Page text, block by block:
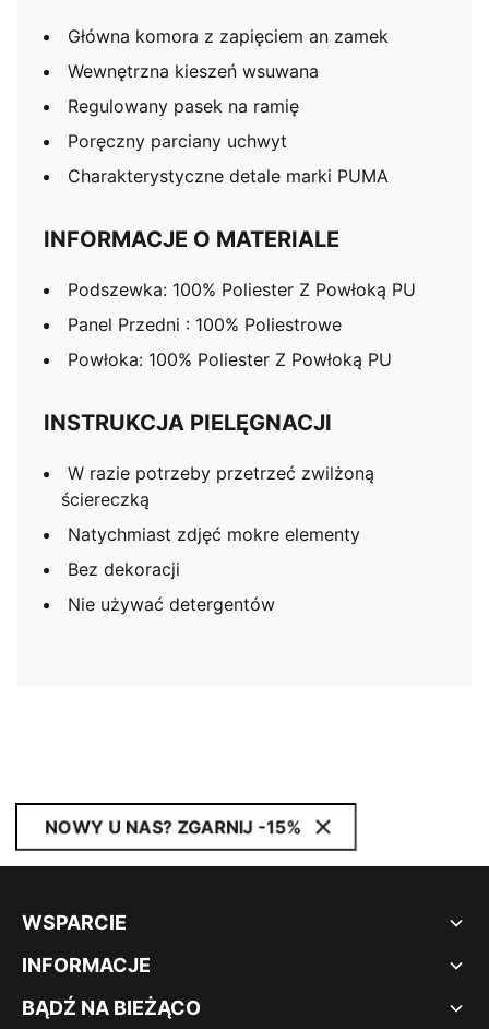
Główna komora z zapięciem an zamek
Wewnętrzna kieszeń wsuwana
Regulowany pasek na ramię
Poręczny parciany uchwyt
Charakterystyczne detale marki PUMA
INFORMACJE O MATERIALE
Podszewka: 100% Poliester Z Powłoką PU
Panel Przedni : 100% Poliestrowe
Powłoka: 100% Poliester Z Powłoką PU
INSTRUKCJA PIELĘGNACJI
W razie potrzeby przetrzeć zwilżoną
ściereczką
Natychmiast zdjęć mokre elementy
Bez dekoracji
Nie używać detergentów
NOWY U NAS? ZGARNIJ -15%
WSPARCIE
INFORMACJE
BĄDŹ NA BIEŻĄCO